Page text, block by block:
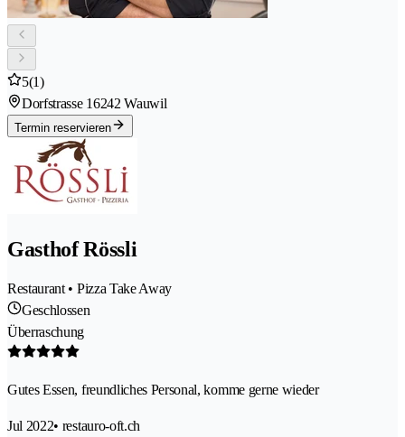
5(1)
Dorfstrasse 16242 Wauwil
Termin reservieren
Gasthof Rössli
Restaurant • Pizza Take Away
Geschlossen
Überraschung
Gutes Essen, freundliches Personal, komme gerne wieder
Jul 2022• restauro-oft.ch